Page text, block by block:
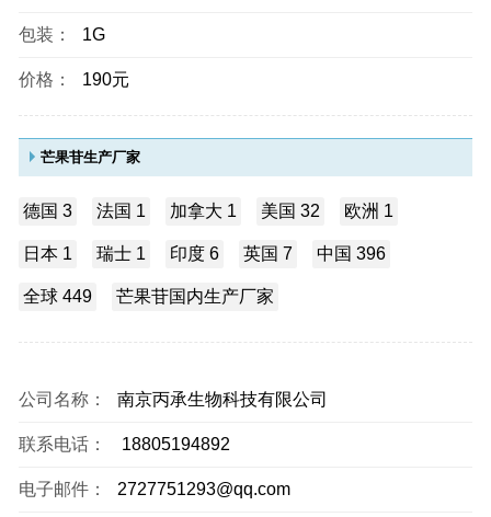
包装： 1G
价格： 190元
芒果苷生产厂家
德国 3 法国 1 加拿大 1 美国 32 欧洲 1
日本 1 瑞士 1 印度 6 英国 7 中国 396
全球 449 芒果苷国内生产厂家
公司名称： 南京丙承生物科技有限公司
联系电话： 18805194892
电子邮件： 2727751293@qq.com